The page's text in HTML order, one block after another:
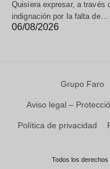
Quisiera expresar, a través
indignación por la falta de…
06/08/2026
Grupo Faro
Aviso legal –
Política de privacidad
Todos los